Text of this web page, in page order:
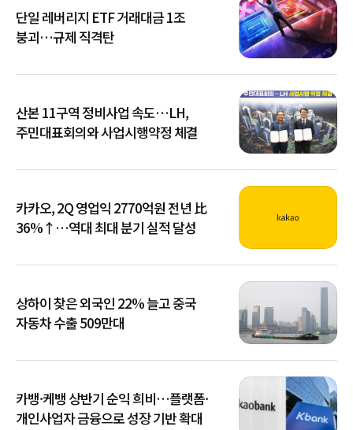
단일 레버리지 ETF 거래대금 1조
붕괴…규제 직격탄
산본 11구역 정비사업 속도…LH,
주민대표회의와 사업시행약정 체결
카카오, 2Q 영업익 2770억원 전년 比
36%↑…역대 최대 분기 실적 달성
상하이 찾은 외국인 22% 늘고 중국
자동차 수출 509만대
카뱅·케뱅 상반기 순익 희비…플랫폼·
개인사업자 금융으로 성장 기반 확대